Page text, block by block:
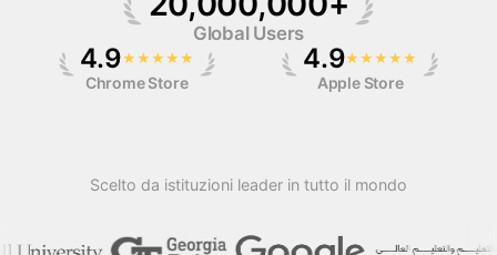
4.9★ ★ ★ ★ ★
Chrome Store
4.9★ ★ ★ ★ ★
Apple Store
Scelto da istituzioni leader in tutto il mondo